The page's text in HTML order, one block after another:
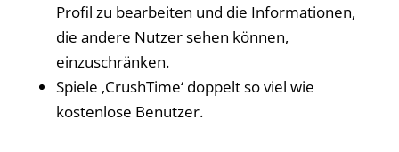
Profil zu bearbeiten und die Informationen,
die andere Nutzer sehen können,
einzuschränken.
Spiele ‚CrushTime‘ doppelt so viel wie
kostenlose Benutzer.